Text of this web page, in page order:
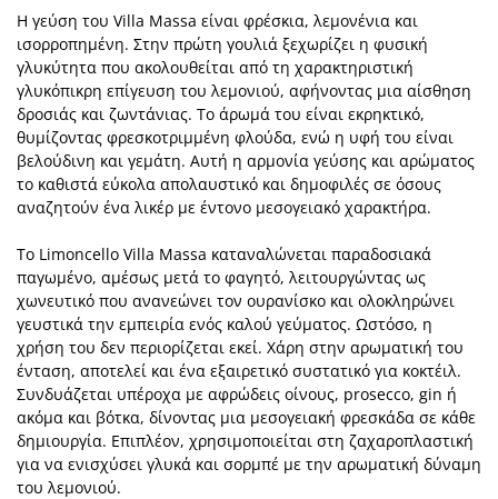
Η γεύση του Villa Massa είναι φρέσκια, λεμονένια και
ισορροπημένη. Στην πρώτη γουλιά ξεχωρίζει η φυσική
γλυκύτητα που ακολουθείται από τη χαρακτηριστική
γλυκόπικρη επίγευση του λεμονιού, αφήνοντας μια αίσθηση
δροσιάς και ζωντάνιας. Το άρωμά του είναι εκρηκτικό,
θυμίζοντας φρεσκοτριμμένη φλούδα, ενώ η υφή του είναι
βελούδινη και γεμάτη. Αυτή η αρμονία γεύσης και αρώματος
το καθιστά εύκολα απολαυστικό και δημοφιλές σε όσους
αναζητούν ένα λικέρ με έντονο μεσογειακό χαρακτήρα.
Το Limoncello Villa Massa καταναλώνεται παραδοσιακά
παγωμένο, αμέσως μετά το φαγητό, λειτουργώντας ως
χωνευτικό που ανανεώνει τον ουρανίσκο και ολοκληρώνει
γευστικά την εμπειρία ενός καλού γεύματος. Ωστόσο, η
χρήση του δεν περιορίζεται εκεί. Χάρη στην αρωματική του
ένταση, αποτελεί και ένα εξαιρετικό συστατικό για κοκτέιλ.
Συνδυάζεται υπέροχα με αφρώδεις οίνους, prosecco, gin ή
ακόμα και βότκα, δίνοντας μια μεσογειακή φρεσκάδα σε κάθε
δημιουργία. Επιπλέον, χρησιμοποιείται στη ζαχαροπλαστική
για να ενισχύσει γλυκά και σορμπέ με την αρωματική δύναμη
του λεμονιού.